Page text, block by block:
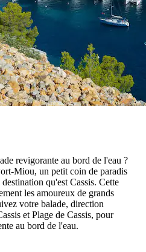
revigorante au bord de l'eau ?
Miou, un petit coin de paradis
qu'est Cassis. Cette
les amoureux de grands
votre balade, direction
et Plage de Cassis, pour
au bord de l'eau.